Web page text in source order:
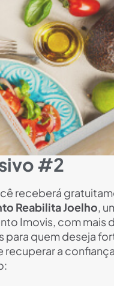
#2
receberá
Reabilita Joelho,
Imovis, com mais
para quem deseja
recuperar a